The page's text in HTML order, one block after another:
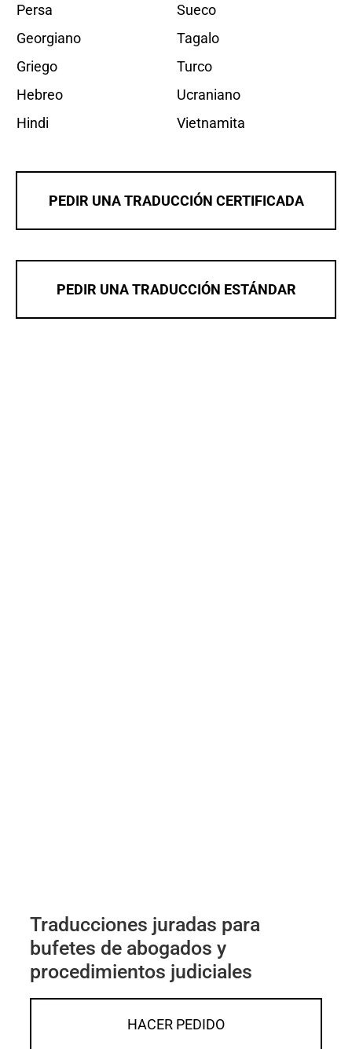
Persa
Georgiano
Griego
Hebreo
Hindi
Sueco
Tagalo
Turco
Ucraniano
Vietnamita
PEDIR UNA TRADUCCIÓN CERTIFICADA
PEDIR UNA TRADUCCIÓN ESTÁNDAR
Traducciones juradas para
bufetes de abogados y
procedimientos judiciales
HACER PEDIDO